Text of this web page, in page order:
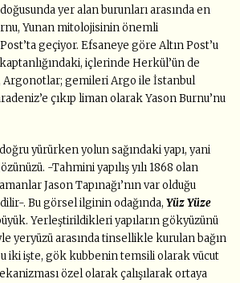
yer alan burunları arasında en
Yunan mitolojisinin önemli
geçiyor. Efsaneye göre Altın Post’u
içlerinde Herkül’ün de
Argonotlar; gemileri Argo ile İstanbul
çıkıp liman olarak Yason Burnu’nu
yürürken yolun sağındaki yapı, yani
-Tahmini yapılış yılı 1868 olan
Jason Tapınağı’nın var olduğu
. Bu görsel ilginin odağında,Yüz Yüze
Yerleştirildikleri yapıların gökyüzünü
yeryüzü arasında tinsellikle kurulan bağın
iki işte, gök kubbenin temsili olarak vücut
özel olarak çalışılarak ortaya